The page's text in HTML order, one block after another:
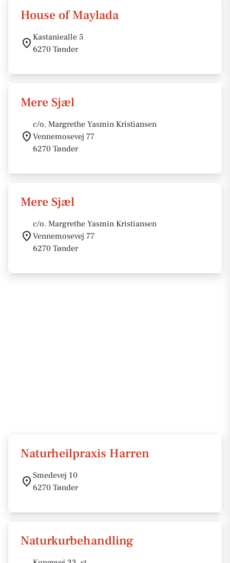
House of Maylada
Kastaniealle 5
6270 Tønder
Mere Sjæl
c/o. Margrethe Yasmin Kristiansen
Vennemosevej 77
6270 Tønder
Mere Sjæl
c/o. Margrethe Yasmin Kristiansen
Vennemosevej 77
6270 Tønder
Naturheilpraxis Harren
Smedevej 10
6270 Tønder
Naturkurbehandling